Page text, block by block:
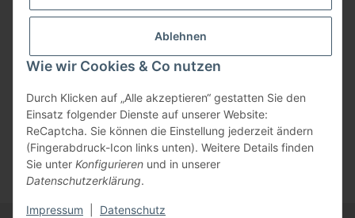
Ablehnen
Wie wir Cookies & Co nutzen
Durch Klicken auf „Alle akzeptieren“ gestatten Sie den
Einsatz folgender Dienste auf unserer Website:
ReCaptcha. Sie können die Einstellung jederzeit ändern
(Fingerabdruck-Icon links unten). Weitere Details finden
Sie unter Konfigurieren und in unserer
Datenschutzerklärung.
Impressum Datenschutz
Vertrag widerrufen
* Alle Preise inkl. gesetzlicher USt., zzgl.Versand